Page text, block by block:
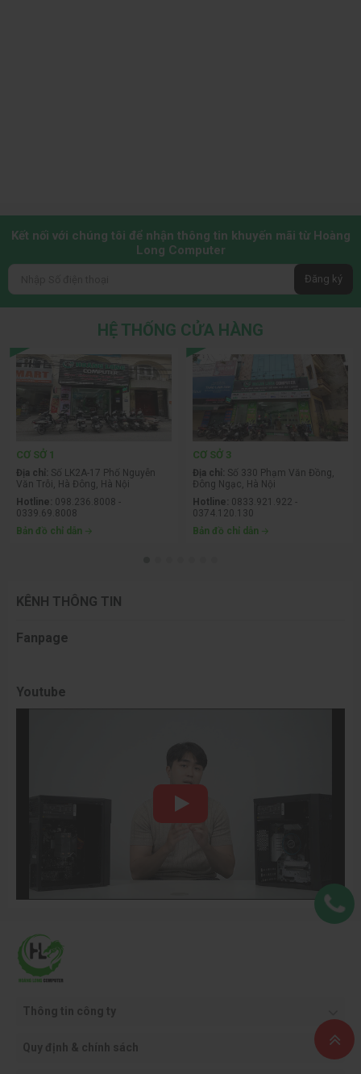
Kết nối với chúng tôi để nhận thông tin khuyến mãi từ Hoàng
Long Computer
Đăng ký
HỆ THỐNG CỬA HÀNG
CƠ SỞ 1
Địa chỉ: Số LK2A-17 Phố Nguyễn
Văn Trỗi, Hà Đông, Hà Nội
Hotline: 098.236.8008 -
0339.69.8008
Bản đồ chỉ dẫn
CƠ SỞ 3
Địa chỉ: Số 330 Phạm Văn Đồng,
Đông Ngạc, Hà Nội
Hotline: 0833.921.922 -
0374.120.130
Bản đồ chỉ dẫn
KÊNH THÔNG TIN
Fanpage
Youtube
Thông tin công ty
Quy định & chính sách